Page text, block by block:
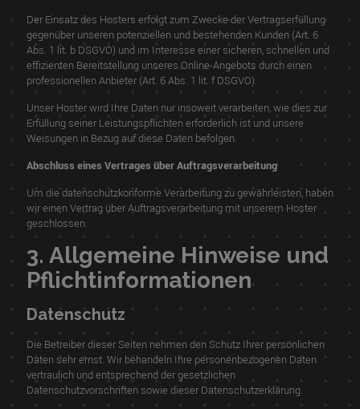
Der Einsatz des Hosters erfolgt zum Zwecke der Vertragserfüllung
gegenüber unseren potenziellen und bestehenden Kunden (Art. 6
Abs. 1 lit. b DSGVO) und im Interesse einer sicheren, schnellen und
effizienten Bereitstellung unseres Online-Angebots durch einen
professionellen Anbieter (Art. 6 Abs. 1 lit. f DSGVO).
Unser Hoster wird Ihre Daten nur insoweit verarbeiten, wie dies zur
Erfüllung seiner Leistungspflichten erforderlich ist und unsere
Weisungen in Bezug auf diese Daten befolgen.
Abschluss eines Vertrages über Auftragsverarbeitung
Um die datenschutzkonforme Verarbeitung zu gewährleisten, haben
wir einen Vertrag über Auftragsverarbeitung mit unserem Hoster
geschlossen.
3. Allgemeine Hinweise und
Pflichtinformationen
Datenschutz
Die Betreiber dieser Seiten nehmen den Schutz Ihrer persönlichen
Daten sehr ernst. Wir behandeln Ihre personenbezogenen Daten
vertraulich und entsprechend der gesetzlichen
Datenschutzvorschriften sowie dieser Datenschutzerklärung.